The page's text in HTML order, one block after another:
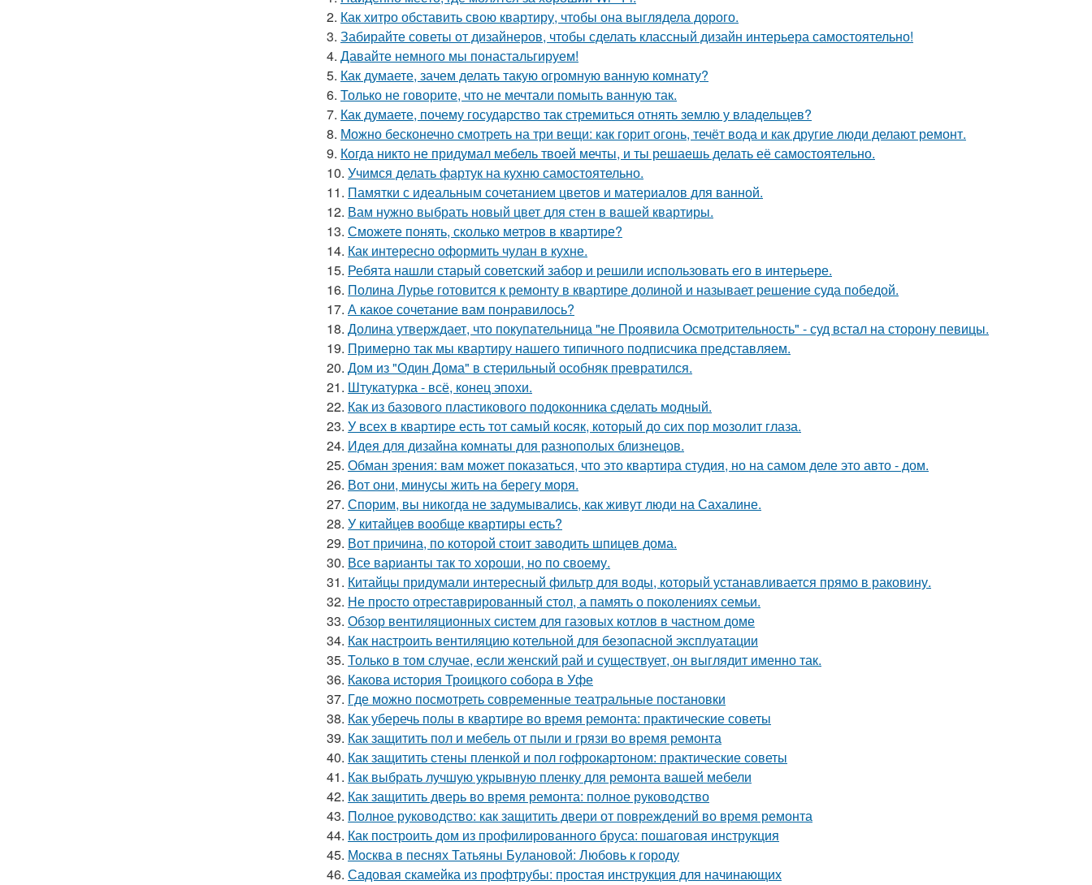
2. Как хитро обставить свою квартиру, чтобы она выглядела дорого.
3. Забирайте советы от дизайнеров, чтобы сделать классный дизайн интерьера самостоятельно!
4. Давайте немного мы понастальгируем!
5. Как думаете, зачем делать такую огромную ванную комнату?
6. Только не говорите, что не мечтали помыть ванную так.
7. Как думаете, почему государство так стремиться отнять землю у владельцев?
8. Можно бесконечно смотреть на три вещи: как горит огонь, течёт вода и как другие люди делают ремонт.
9. Когда никто не придумал мебель твоей мечты, и ты решаешь делать её самостоятельно.
10. Учимся делать фартук на кухню самостоятельно.
11. Памятки с идеальным сочетанием цветов и материалов для ванной.
12. Вам нужно выбрать новый цвет для стен в вашей квартиры.
13. Сможете понять, сколько метров в квартире?
14. Как интересно оформить чулан в кухне.
15. Ребята нашли старый советский забор и решили использовать его в интерьере.
16. Полина Лурье готовится к ремонту в квартире долиной и называет решение суда победой.
17. А какое сочетание вам понравилось?
18. Долина утверждает, что покупательница "не Проявила Осмотрительность" - суд встал на сторону певицы.
19. Примерно так мы квартиру нашего типичного подписчика представляем.
20. Дом из "Один Дома" в стерильный особняк превратился.
21. Штукатурка - всё, конец эпохи.
22. Как из базового пластикового подоконника сделать модный.
23. У всех в квартире есть тот самый косяк, который до сих пор мозолит глаза.
24. Идея для дизайна комнаты для разнополых близнецов.
25. Обман зрения: вам может показаться, что это квартира студия, но на самом деле это авто - дом.
26. Вот они, минусы жить на берегу моря.
27. Спорим, вы никогда не задумывались, как живут люди на Сахалине.
28. У китайцев вообще квартиры есть?
29. Вот причина, по которой стоит заводить шпицев дома.
30. Все варианты так то хороши, но по своему.
31. Китайцы придумали интересный фильтр для воды, который устанавливается прямо в раковину.
32. Не просто отреставрированный стол, а память о поколениях семьи.
33. Обзор вентиляционных систем для газовых котлов в частном доме
34. Как настроить вентиляцию котельной для безопасной эксплуатации
35. Только в том случае, если женский рай и существует, он выглядит именно так.
36. Какова история Троицкого собора в Уфе
37. Где можно посмотреть современные театральные постановки
38. Как уберечь полы в квартире во время ремонта: практические советы
39. Как защитить пол и мебель от пыли и грязи во время ремонта
40. Как защитить стены пленкой и пол гофрокартоном: практические советы
41. Как выбрать лучшую укрывную пленку для ремонта вашей мебели
42. Как защитить дверь во время ремонта: полное руководство
43. Полное руководство: как защитить двери от повреждений во время ремонта
44. Как построить дом из профилированного бруса: пошаговая инструкция
45. Москва в песнях Татьяны Булановой: Любовь к городу
46. Садовая скамейка из профтрубы: простая инструкция для начинающих